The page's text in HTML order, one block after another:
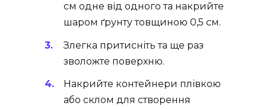
см одне від одного та накрийте
шаром ґрунту товщиною 0,5 см.
Злегка притисніть та ще раз
зволожте поверхню.
Накрийте контейнери плівкою
або склом для створення